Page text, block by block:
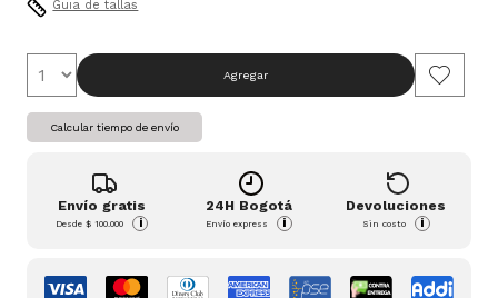
Guia de tallas
Agregar
Calcular tiempo de envío
Envío gratis
Desde$ 100.000 i
24H Bogotá
Envío express i
Devoluciones
Sin costo i